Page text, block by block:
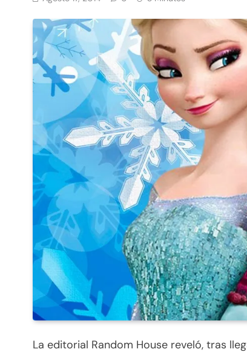
La editorial Random House reveló, tras